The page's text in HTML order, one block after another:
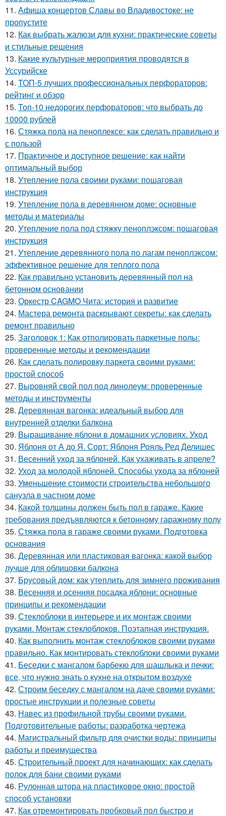
11. Афиша концертов Славы во Владивостоке: не
пропустите
12. Как выбрать жалюзи для кухни: практические советы
и стильные решения
13. Какие культурные мероприятия проводятся в
Уссурийске
14. ТОП-5 лучших профессиональных перфораторов:
рейтинг и обзор
15. Топ-10 недорогих перфораторов: что выбрать до
10000 рублей
16. Стяжка пола на пеноплексе: как сделать правильно и
с пользой
17. Практичное и доступное решение: как найти
оптимальный выбор
18. Утепление пола своими руками: пошаговая
инструкция
19. Утепление пола в деревянном доме: основные
методы и материалы
20. Утепление пола под стяжку пеноплэксом: пошаговая
инструкция
21. Утепление деревянного пола по лагам пеноплэксом:
эффективное решение для теплого пола
22. Как правильно установить деревянный пол на
бетонном основании
23. Оркестр CAGMO Чита: история и развитие
24. Мастера ремонта раскрывают секреты: как сделать
ремонт правильно
25. Заголовок 1: Как отполировать паркетные полы:
проверенные методы и рекомендации
26. Как сделать полировку паркета своими руками:
простой способ
27. Выровняй свой пол под линолеум: проверенные
методы и инструменты
28. Деревянная вагонка: идеальный выбор для
внутренней отделки балкона
29. Выращивание яблони в домашних условиях. Уход
30. Яблоня от А до Я. Сорт: Яблоня Рояль Ред Делишес
31. Весенний уход за яблоней. Как ухаживать в апреле?
32. Уход за молодой яблоней. Способы ухода за яблоней
33. Уменьшение стоимости строительства небольшого
санузла в частном доме
34. Какой толщины должен быть пол в гараже. Какие
требования предъявляются к бетонному гаражному полу
35. Стяжка пола в гараже своими руками. Подготовка
основания
36. Деревянная или пластиковая вагонка: какой выбор
лучше для облицовки балкона
37. Брусовый дом: как утеплить для зимнего проживания
38. Весенняя и осенняя посадка яблони: основные
принципы и рекомендации
39. Стеклоблоки в интерьере и их монтаж своими
руками. Монтаж стеклоблоков. Поэтапная инструкция.
40. Как выполнить монтаж стеклоблоков своими руками
правильно. Как монтировать стеклоблоки своими руками
41. Беседки с мангалом барбекю для шашлыка и печки:
все, что нужно знать о кухне на открытом воздухе
42. Строим беседку с мангалом на даче своими руками:
простые инструкции и полезные советы
43. Навес из профильной трубы своими руками.
Подготовительные работы: разработка чертежа
44. Магистральный фильтр для очистки воды: принципы
работы и преимущества
45. Строительный проект для начинающих: как сделать
полок для бани своими руками
46. Рулонная штора на пластиковое окно: простой
способ установки
47. Как отремонтировать пробковый пол быстро и